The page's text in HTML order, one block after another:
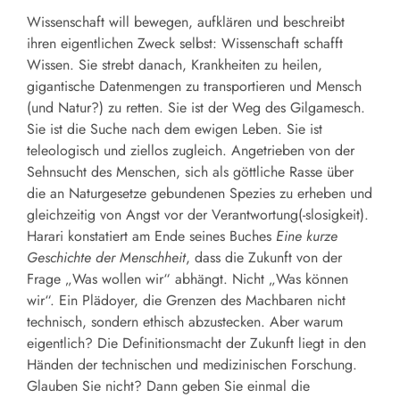
Wissenschaft will bewegen, aufklären und beschreibt
ihren eigentlichen Zweck selbst: Wissenschaft schafft
Wissen. Sie strebt danach, Krankheiten zu heilen,
gigantische Datenmengen zu transportieren und Mensch
(und Natur?) zu retten. Sie ist der Weg des Gilgamesch.
Sie ist die Suche nach dem ewigen Leben. Sie ist
teleologisch und ziellos zugleich. Angetrieben von der
Sehnsucht des Menschen, sich als göttliche Rasse über
die an Naturgesetze gebundenen Spezies zu erheben und
gleichzeitig von Angst vor der Verantwortung(-slosigkeit).
Harari konstatiert am Ende seines Buches Eine kurze
Geschichte der Menschheit, dass die Zukunft von der
Frage „Was wollen wir“ abhängt. Nicht „Was können
wir“. Ein Plädoyer, die Grenzen des Machbaren nicht
technisch, sondern ethisch abzustecken. Aber warum
eigentlich? Die Definitionsmacht der Zukunft liegt in den
Händen der technischen und medizinischen Forschung.
Glauben Sie nicht? Dann geben Sie einmal die